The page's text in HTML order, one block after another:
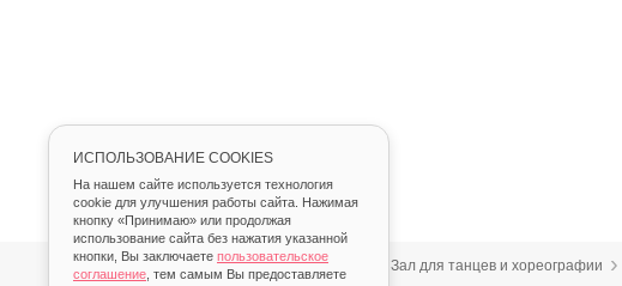
ИСПОЛЬЗОВАНИЕ COOKIES
На нашем сайте используется технология
cookie для улучшения работы сайта. Нажимая
кнопку «Принимаю» или продолжая
использование сайта без нажатия указанной
кнопки, Вы заключаете пользовательское
соглашение , тем самым Вы предоставляете
Главная Аренда Зал для танцев и хореографии